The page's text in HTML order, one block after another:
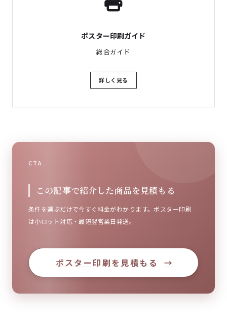
ポスター印刷ガイド
総合ガイド
詳しく見る
CTA
この記事で紹介した商品を見積もる
条件を選ぶだけで今すぐ料金がわかります。ポスター印刷
は小ロット対応・最短翌営業日発送。
ポスター印刷を見積もる →